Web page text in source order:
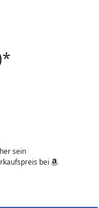
sein
bei